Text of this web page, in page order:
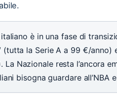
è in una fase di
(tutta la Serie A a 99 €/anno)
La Nazionale resta l’ancora
bisogna guardare all’NBA e